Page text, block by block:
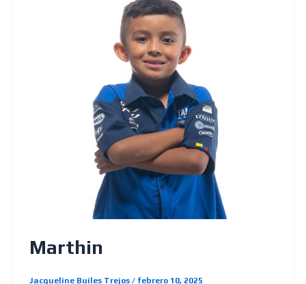
Marthin
Jacqueline Builes Trejos / febrero 10, 2025